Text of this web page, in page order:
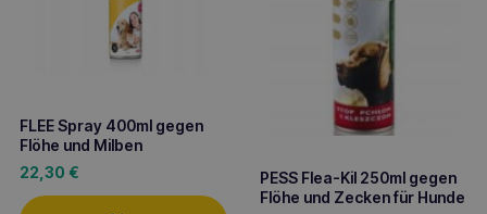
FLEE Spray 400ml gegen
Flöhe und Milben
22,30 €
PESS Flea-Kil 250ml gegen
Flöhe und Zecken für Hunde